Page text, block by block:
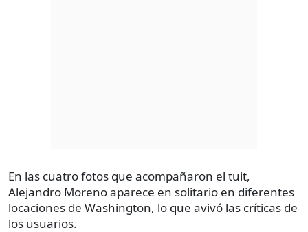
En las cuatro fotos que acompañaron el tuit,
Alejandro Moreno aparece en solitario en diferentes
locaciones de Washington, lo que avivó las críticas de
los usuarios.